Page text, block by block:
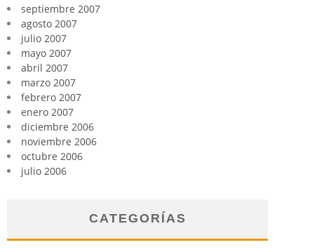
septiembre 2007
agosto 2007
julio 2007
mayo 2007
abril 2007
marzo 2007
febrero 2007
enero 2007
diciembre 2006
noviembre 2006
octubre 2006
julio 2006
CATEGORÍAS